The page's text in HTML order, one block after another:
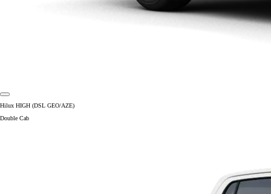
Hilux HIGH (DSL GEO/AZE)
Double Cab